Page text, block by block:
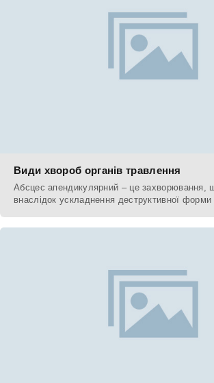
Види хвороб органів травлення
Абсцес апендикулярний – це захворювання,
внаслідок ускладнення деструктивної форми